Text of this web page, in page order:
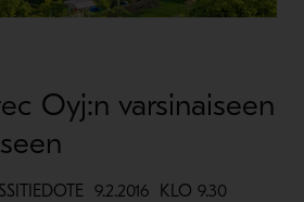
Oyj:n varsinaiseen
9.2.2016 KLO 9.30